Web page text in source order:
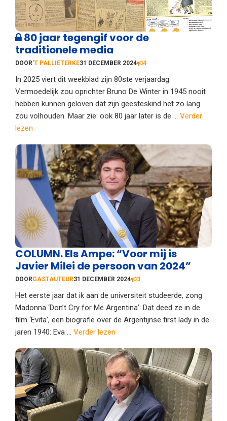
80 jaar tegengif voor de
traditionele media
DOOR'T PALLIETERKE31 DECEMBER 2024 4
In 2025 viert dit weekblad zijn 80ste verjaardag.
Vermoedelijk zou oprichter Bruno De Winter in 1945 nooit
hebben kunnen geloven dat zijn geesteskind het zo lang
zou volhouden. Maar zie: ook 80 jaar later is de ... Verder
lezen
COLUMN. Els Ampe: “Voor mij is
Javier Milei de persoon van 2024”
DOORGASTAUTEUR31 DECEMBER 2024 3
Het eerste jaar dat ik aan de universiteit studeerde, zong
Madonna ‘Don’t Cry for Me Argentina’. Dat deed ze in de
film ‘Evita’, een biografie over de Argentijnse first lady in de
jaren 1940: Eva ... Verder lezen